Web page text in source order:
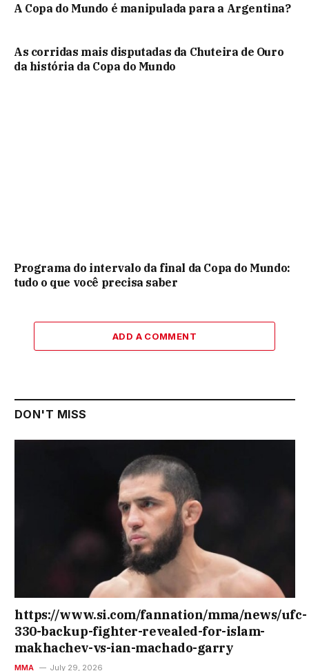
A Copa do Mundo é manipulada para a Argentina?
As corridas mais disputadas da Chuteira de Ouro
da história da Copa do Mundo
Programa do intervalo da final da Copa do Mundo:
tudo o que você precisa saber
ADD A COMMENT
DON'T MISS
https://www.si.com/fannation/mma/news/ufc-
330-backup-fighter-revealed-for-islam-
makhachev-vs-ian-machado-garry
MMA July 29, 2026